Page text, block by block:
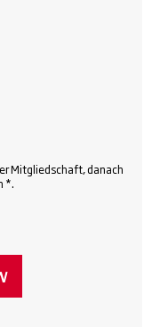
Mitgliedschaft, danach
*.